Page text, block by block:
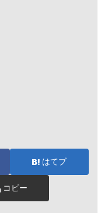
はてブ
コピー